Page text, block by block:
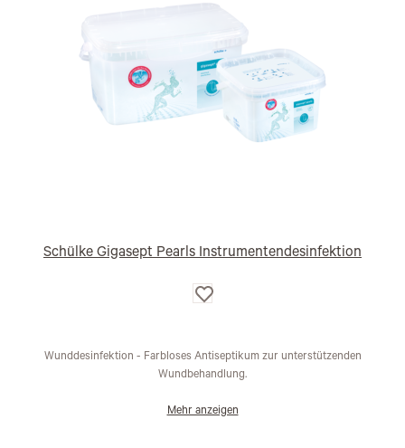
Schülke Gigasept Pearls Instrumentendesinfektion
Auf
die
Wunddesinfektion - Farbloses Antiseptikum zur unterstützenden
Wundbehandlung.
Mehr anzeigen